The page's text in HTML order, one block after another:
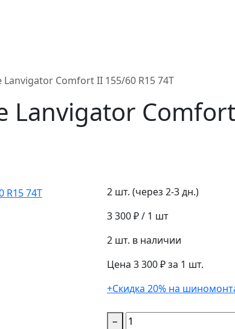
Comfort II 155/60 R15 74T
2 шт. (через 2-3 дн.)
3 300 ₽/ 1 шт
2 шт. в наличии
Цена 3 300 ₽ за 1 шт.
+Скидка 20% на
−